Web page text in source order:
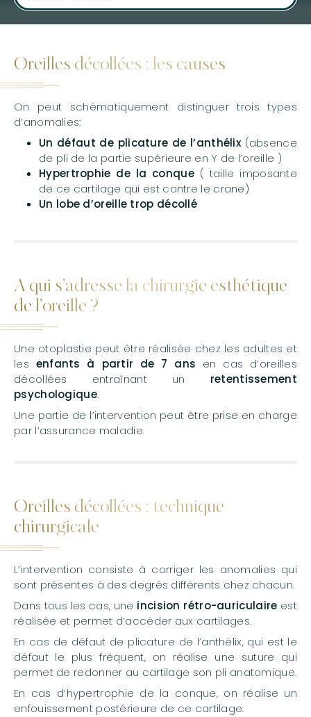
Oreilles décollées : les causes
On peut schématiquement distinguer trois types
d’anomalies:
Un défaut de plicature de l’anthélix (absence
de pli de la partie supérieure en Y de l’oreille )
Hypertrophie de la conque( taille imposante
de ce cartilage qui est contre le crane)
Un lobe d’oreille trop décollé
A qui s’adresse la chirurgie esthétique
de l’oreille ?
Une otoplastie peut être réalisée chez les adultes et
les enfants à partir de 7 ans en cas d’oreilles
décollées entraînant un retentissement
psychologique.
Une partie de l’intervention peut être prise en charge
par l’assurance maladie.
Oreilles décollées : technique
chirurgicale
L’intervention consiste à corriger les anomalies qui
sont présentes à des degrés différents chez chacun.
Dans tous les cas, une incision rétro-auriculaire est
réalisée et permet d’accéder aux cartilages.
En cas de défaut de plicature de l’anthélix, qui est le
défaut le plus fréquent, on réalise une suture qui
permet de redonner au cartilage son pli anatomique.
En cas d’hypertrophie de la conque, on réalise un
enfouissement postérieure de ce cartilage.